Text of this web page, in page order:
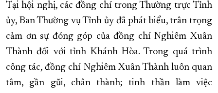
Tại hội nghị, các đồng chí trong Thường trực Tỉnh
ủy, Ban Thường vụ Tỉnh ủy đã phát biểu, trân trọng
cảm ơn sự đóng góp của đồng chí Nghiêm Xuân
Thành đối với tỉnh Khánh Hòa. Trong quá trình
công tác, đồng chí Nghiêm Xuân Thành luôn quan
tâm, gần gũi, chân thành; tinh thần làm việc